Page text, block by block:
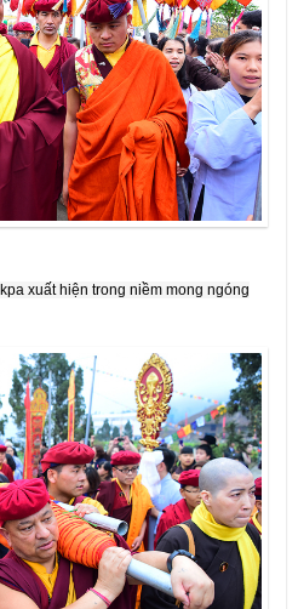
xuất hiện trong niềm mong ngóng